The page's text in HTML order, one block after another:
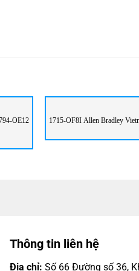
OE12
1715-OF8I Allen Bradley
Thông tin liên hệ
Địa chỉ: Số 66 Đường số 36,